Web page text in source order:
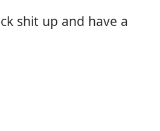
shit up and have a